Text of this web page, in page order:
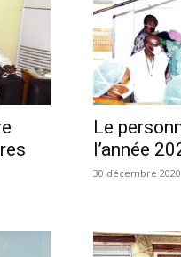
Le
l’année
30 décembre 2020